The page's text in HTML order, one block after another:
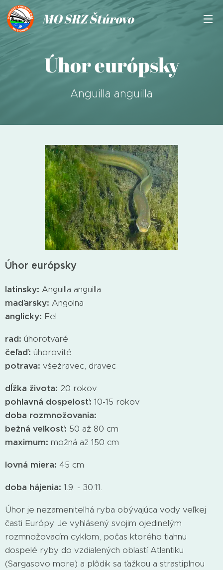
MO SRZ Štúrovo
Úhor európsky
Anguilla anguilla
Úhor európsky
latinsky: Anguilla anguilla
maďarsky: Angolna
anglicky: Eel
rad: úhorotvaré
čeľaď: úhorovité
potrava: všežravec, dravec
dĺžka života: 20 rokov
pohlavná dospelosť: 10-15 rokov
doba rozmnožovania:
bežná veľkosť: 50 až 80 cm
maximum: možná až 150 cm
lovná miera: 45 cm
doba hájenia: 1.9. - 30.11.
Úhor je nezameniteľná ryba obývajúca vody veľkej
časti Európy. Je vyhlásený svojim ojedinelým
rozmnožovacím cyklom, počas ktorého tiahnu
dospelé ryby do vzdialených oblastí Atlantiku
(Sargasovo more) a plôdik sa ťažkou a strastiplnou